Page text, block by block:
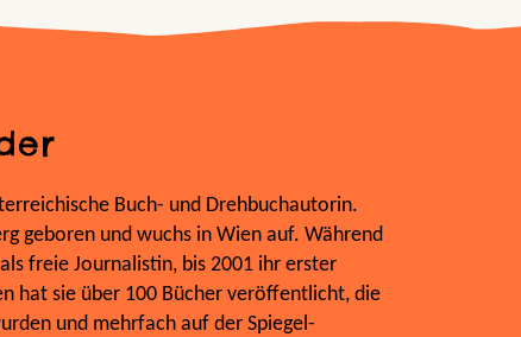
Buch- und Drehbuchautorin.
geboren und wuchs in Wien auf. Während
freie Journalistin, bis 2001 ihr erster
hat sie über 100 Bücher veröffentlicht, die
und mehrfach auf der Spiegel-